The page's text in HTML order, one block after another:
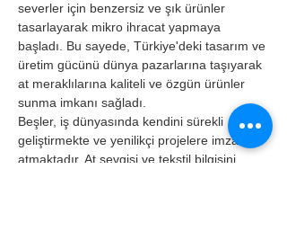
severler için benzersiz ve şık ürünler
tasarlayarak mikro ihracat yapmaya
başladı. Bu sayede, Türkiye'deki tasarım ve
üretim gücünü dünya pazarlarına taşıyarak
at meraklılarına kaliteli ve özgün ürünler
sunma imkanı sağladı.
Beşler, iş dünyasında kendini sürekli
geliştirmekte ve yenilikçi projelere imza
atmaktadır. At sevgisi ve tekstil bilgisini